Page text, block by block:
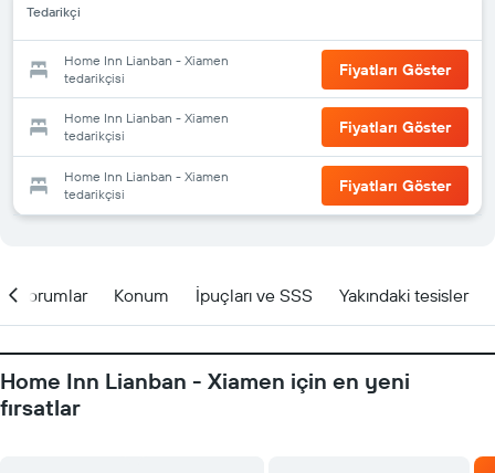
Tedarikçi
Home Inn Lianban - Xiamen
tedarikçisi
Fiyatları Göster
Home Inn Lianban - Xiamen
tedarikçisi
Fiyatları Göster
Home Inn Lianban - Xiamen
tedarikçisi
Fiyatları Göster
Yorumlar Konum İpuçları ve SSS Yakındaki tesisler
Home Inn Lianban - Xiamen için en yeni
fırsatlar